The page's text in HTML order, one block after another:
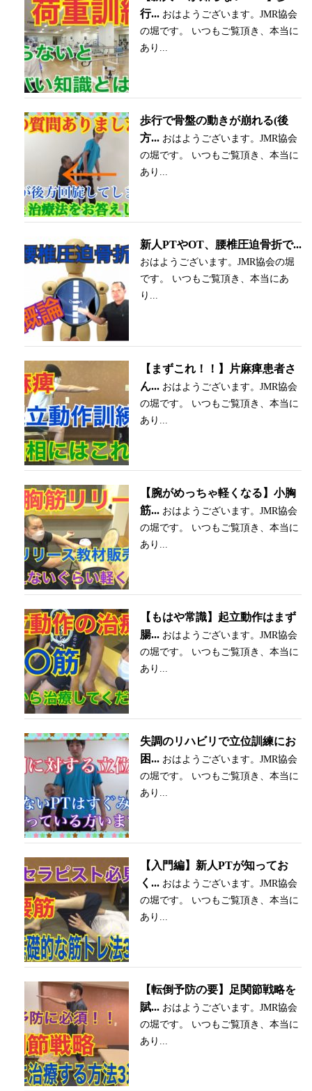
行... おはようございます。JMR協会
の堀です。 いつもご覧頂き、本当に
あり...
歩行で骨盤の動きが崩れる(後
方... おはようございます。JMR協会
の堀です。 いつもご覧頂き、本当に
あり...
新人PTやOT、腰椎圧迫骨折で...
おはようございます。JMR協会の堀
です。 いつもご覧頂き、本当にあ
り...
【まずこれ！！】片麻痺患者さ
ん... おはようございます。JMR協会
の堀です。 いつもご覧頂き、本当に
あり...
【腕がめっちゃ軽くなる】小胸
筋... おはようございます。JMR協会
の堀です。 いつもご覧頂き、本当に
あり...
【もはや常識】起立動作はまず
腸... おはようございます。JMR協会
の堀です。 いつもご覧頂き、本当に
あり...
失調のリハビリで立位訓練にお
困... おはようございます。JMR協会
の堀です。 いつもご覧頂き、本当に
あり...
【入門編】新人PTが知ってお
く... おはようございます。JMR協会
の堀です。 いつもご覧頂き、本当に
あり...
【転倒予防の要】足関節戦略を
賦... おはようございます。JMR協会
の堀です。 いつもご覧頂き、本当に
あり...